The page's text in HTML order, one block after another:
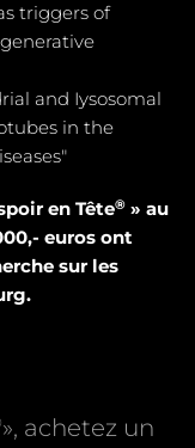
triggers of
and Iysosomal
in the
en Tête® » au
euros ont
sur les
», achetez un